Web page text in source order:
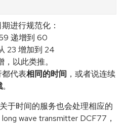
进行规范化：
递增到 60
23 增加到 24
以此类推。
代表相同的时间 ，或者说连续
。
于时间的服务也会处理相应的
wave transmitter DCF77，